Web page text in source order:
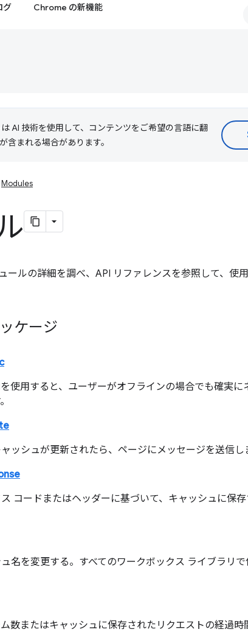
グ Chrome の新機能
AI 技術を使用して、コンテンツをご希望の言語に翻
含まれる場合があります。
Modules
ールの詳細を調べ、API リファレンスを参照して、使
ケージ
使用すると、ユーザーがオフラインの場合でも確実に
ッシュが更新されたら、ページにメッセージを送信し
コードまたはヘッダーに基づいて、キャッシュに保
名を変更する。すべてのワークボックス ライブラリ
数またはキャッシュに保存されたリクエストの経過時